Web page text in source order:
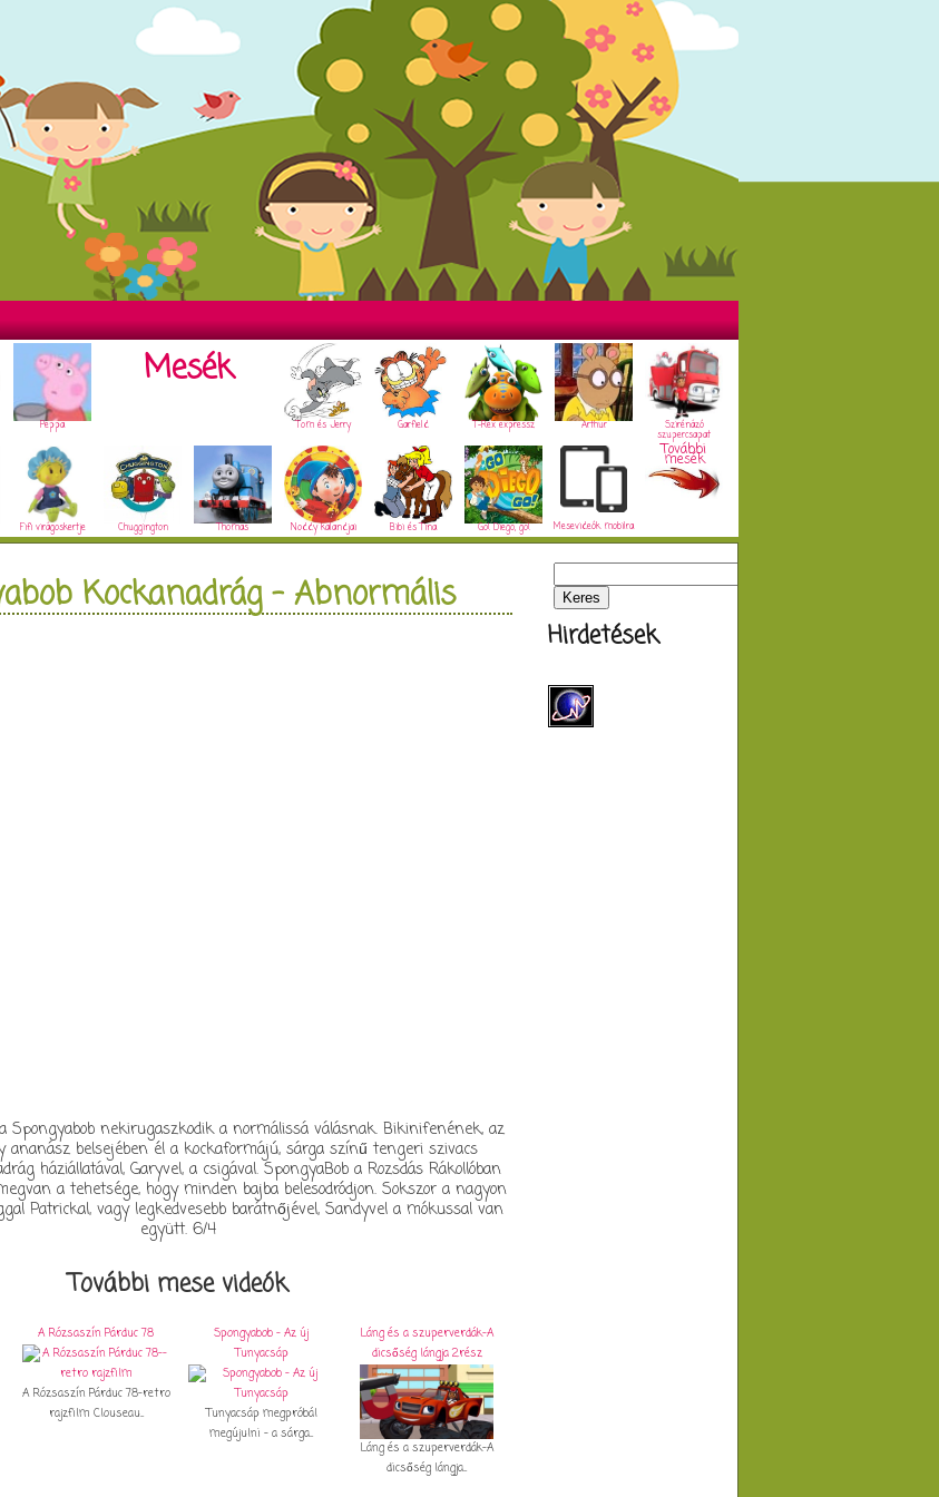
Peppa
Mesék
Tom és Jerry Garfield T-Rex expressz Arthur Szirénázó
szupercsapat
Fifi virágoskertje Chuggington Thomas Noddy kalandjai Bibi és Tina Go! Diego, go! Mesevideók mobilra
További
mesék
Kockanadrág - Abnormális
Spongyabob nekirugaszkodik a normálissá válásnak. Bikinifenének, az
ananász belsejében él a kockaformájú, sárga színű tengeri szivacs
háziállatával, Garyvel, a csigával. SpongyaBob a Rozsdás Rákollóban
a tehetsége, hogy minden bajba belesodródjon. Sokszor a nagyon
Patrickal, vagy legkedvesebb barátnőjével, Sandyvel a mókussal van
együtt. 6/4
További mese videók
A Rózsaszín Párduc 78
A Rózsaszín Párduc 78-retro
rajzfilm Clouseau...
Spongyabob - Az új
Tunyacsáp
Tunyacsáp megpróbál
megújulni - a sárga...
Láng és a szuperverdák-A
dicsőség lángja 2.rész
Láng és a szuperverdák-A
dicsőség lángja...
Hirdetések